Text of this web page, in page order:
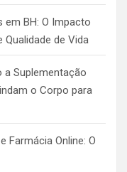
em BH: O Impacto
de Vida
a Suplementação
o Corpo para
Farmácia Online: O